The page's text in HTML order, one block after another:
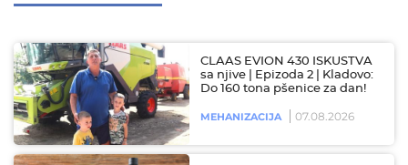
CLAAS EVION 430 ISKUSTVA
sa njive | Epizoda 2 | Kladovo:
Do 160 tona pšenice za dan!
MEHANIZACIJA 07.08.2026